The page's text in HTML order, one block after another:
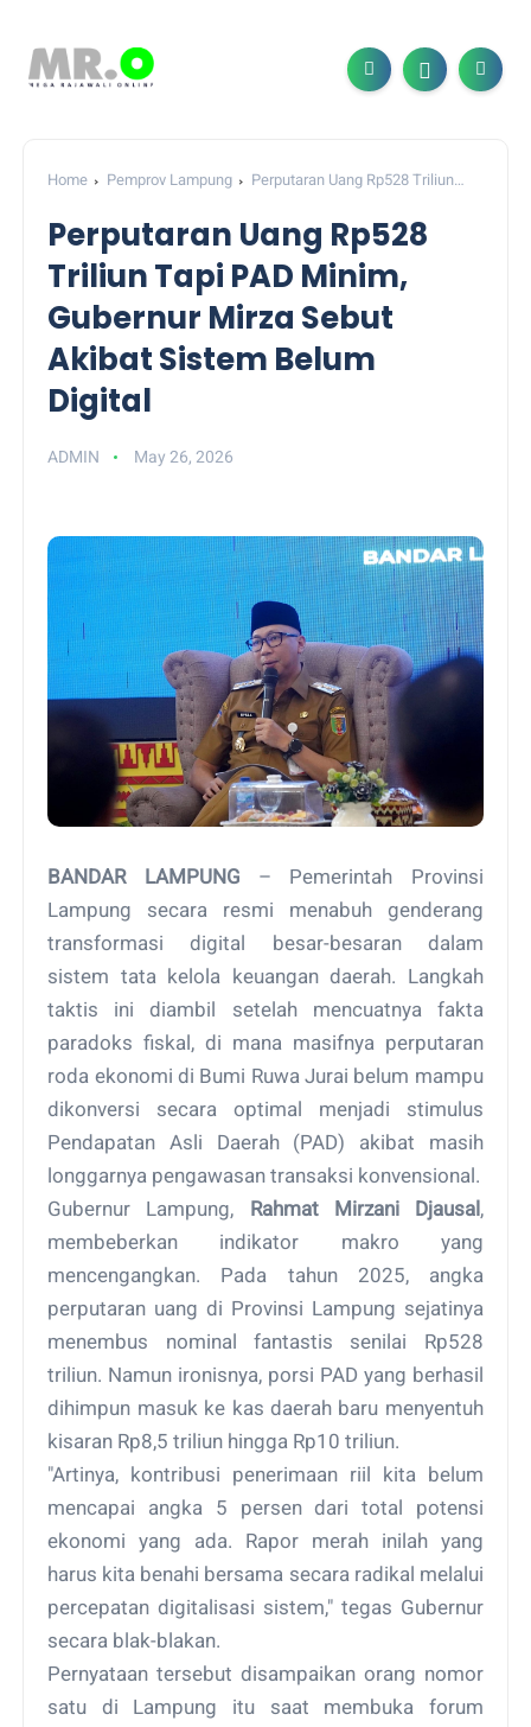
Home Pemprov Lampung
Perputaran Uang Rp528 Triliun
Digital
Perputaran Uang Rp528
Triliun Tapi PAD Minim,
Gubernur Mirza Sebut
Akibat Sistem Belum
Digital
ADMIN May 26, 2026
BANDAR LAMPUNG – Pemerintah Provinsi
Lampung secara resmi menabuh genderang
transformasi digital besar-besaran dalam
sistem tata kelola keuangan daerah. Langkah
taktis ini diambil setelah mencuatnya fakta
paradoks fiskal, di mana masifnya perputaran
roda ekonomi di Bumi Ruwa Jurai belum mampu
dikonversi secara optimal menjadi stimulus
Pendapatan Asli Daerah (PAD) akibat masih
longgarnya pengawasan transaksi konvensional.
Gubernur Lampung,
Rahmat Mirzani Djausal ,
membeberkan indikator makro yang
mencengangkan. Pada tahun 2025, angka
perputaran uang di Provinsi Lampung sejatinya
menembus nominal fantastis senilai Rp528
triliun. Namun ironisnya, porsi PAD yang berhasil
dihimpun masuk ke kas daerah baru menyentuh
kisaran Rp8,5 triliun hingga Rp10 triliun.
"Artinya, kontribusi penerimaan riil kita belum
mencapai angka 5 persen dari total potensi
ekonomi yang ada. Rapor merah inilah yang
harus kita benahi bersama secara radikal melalui
percepatan digitalisasi sistem," tegas Gubernur
secara blak-blakan.
Pernyataan tersebut disampaikan orang nomor
satu di Lampung itu saat membuka forum